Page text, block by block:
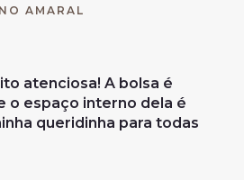
AMARAL
atenciosa! A bolsa é
o espaço interno dela é
queridinha para todas